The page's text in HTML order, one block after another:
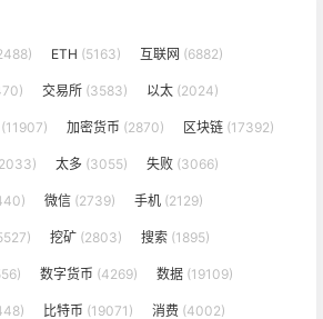
ETH (5163) 互联网 (6882)
交易所 (3583) 以太 (2024)
(11907) 加密货币 (2870) 区块链 (17392)
太多 (3055) 失败 (3066)
微信 (2739) 手机 (2129)
挖矿 (2803) 搜索 (1895)
数字货币 (4269) 数据 (19109)
比特币 (19071) 消费 (4002)